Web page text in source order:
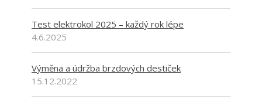
Test elektrokol 2025 – každý rok lépe
4.6.2025
Výměna a údržba brzdových destiček
15.12.2022